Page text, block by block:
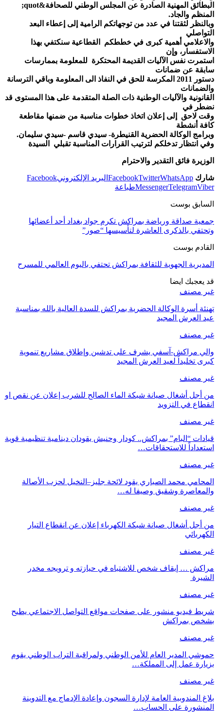
البطائق المهنية الصادرة عن المجلس الوطني للصحافة&quot;
المنظم والجاد.
وبالنظر لثقتنا في عدد من توجهاتكم الرامية إلى إعطاء البعد
التواصلي
والاعلامي أهمية كبرى في خططكم القطاعية سنكتفي بهذا
الاستفسار، وإن
استمرت نفس الآليات القديمة المحتكرة للمعلومة بممارسات
سابقة عن ضمانات
دستور 2011 المكرسة للحق في النفاذ الى المعلومة وباقي الترسانة
والضمانات
القانونية والآليات الوطنية ذات الصلة المتقدمة على هذا المستوى قد
نضطر في
وقت لاحق إلى إعلان اتخاذ خطوات مناسبة من ضمنها مقاطعة
كافة أنشطة
وبرامج الوكالة الحضرية القنيطرة- سيدي قاسم -سيدي سليمان.
وفي انتظار تدخلكم لترتيب القرارات المناسبة تقبلي السيدة
الوزيرة فائق التقدير والاحترام
شارك FacebookTwitterWhatsApp البريد الإلكترونيFacebook
MessengerTelegramViber طباعة
السابق بوست
جمعية صداقة ورياضة بمراكش تكرم جواد بغداد أحد أعضائها
وتحتفي بالذكرى العاشرة لتأسيسها “صور”
القادم بوست
المديرية الجهوية للثقافة بمراكش تحتفي باليوم العالمي للمسرح
قد يعجبك ايضا
غير مصنف
تهنئة أسرة الوكالة الحضرية بمراكش للسدة العالية بالله بمناسبة
عيد العرش المجيد
غير مصنف
والي مراكش-آسفي يشرف على تدشين وإطلاق مشاريع تنموية
كبرى تخليداً لعيد العرش المجيد
غير مصنف
من أجل أشغال صيانة شبكة الماء الصالح للشرب إعلان عن نقص او
انقطاع في التزويد
غير مصنف
قيادات “البام” بمراكش.. كودار وحنيش يقودان دينامية تنظيمية قوية
استعداداً للاستحقاقات…
غير مصنف
المحامي محمد الصباري يقود لائحة جليز–النخيل لحزب الأصالة
والمعاصرة وشقيق وصيفا له…
غير مصنف
من أجل أشغال صيانة شبكة الكهرباء إعلان عن انقطاع التيار
الكهربائي
غير مصنف
مراكش … إيقاف شخص للاشتباه في حيازته و ترويجه مخدر
الشيرة
غير مصنف
شريط فيديو منشور على صفحات مواقع التواصل الاجتماعي يطيح
بشخص بمراكش
غير مصنف
حموشي المدير العام للأمن الوطني ولمراقبة التراب الوطني يقوم
بزيارة عمل إلى المملكة…
غير مصنف
بلاغ المندوبية العامة لإدارة السجون وإعادة الإدماج مع التدوينة
المنشورة على الحساب…